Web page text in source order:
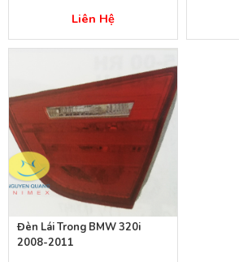
Liên Hệ
Đèn Lái Trong BMW 320i
2008-2011